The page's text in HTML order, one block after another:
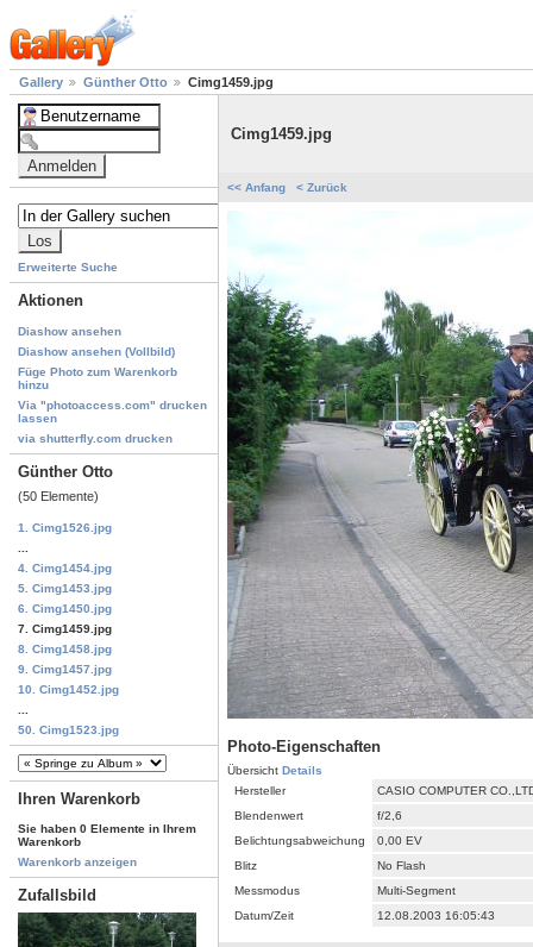
Gallery Günther Otto Cimg1459.jpg
Erweiterte Suche
Aktionen
Diashow ansehen
Diashow ansehen (Vollbild)
Füge Photo zum Warenkorb
hinzu
Via "photoaccess.com" drucken
lassen
via shutterfly.com drucken
Günther Otto
(50 Elemente)
1. Cimg1526.jpg
4. Cimg1454.jpg
5. Cimg1453.jpg
6. Cimg1450.jpg
7. Cimg1459.jpg
8. Cimg1458.jpg
9. Cimg1457.jpg
10. Cimg1452.jpg
50. Cimg1523.jpg
Ihren Warenkorb
Sie haben 0 Elemente in Ihrem
Warenkorb
Warenkorb anzeigen
Zufallsbild
Cimg1459.jpg
<< Anfang < Zurück
Photo-Eigenschaften
Übersicht Details
Hersteller
CASIO COMPUTER
Blendenwert
f/2,6
Belichtungsabweichung
0,00 EV
Blitz
No Flash
Messmodus
Multi-Segment
Datum/Zeit
12.08.2003 16:05:43